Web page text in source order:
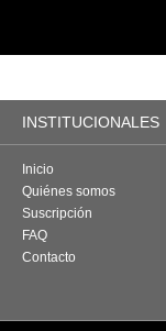
INSTITUCIONALES
Inicio
Quiénes somos
Suscripción
FAQ
Contacto